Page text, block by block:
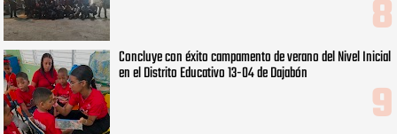
Concluye con éxito campamento de verano del Nivel Inicial
en el Distrito Educativo 13-04 de Dajabón